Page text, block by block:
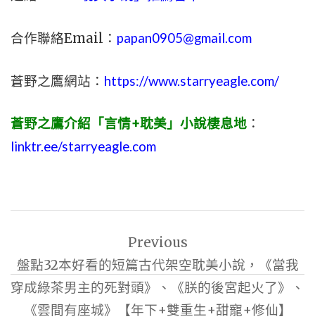
合作聯絡Email： papan0905@gmail.com
蒼野之鷹網站： https://www.starryeagle.com/
蒼野之鷹介紹「言情+耽美」小說棲息地 ：
linktr.ee/starryeagle.com
導
覽
Previous
盤點32本好看的短篇古代架空耽美小說，《當我
穿成綠茶男主的死對頭》、《朕的後宮起火了》、
《雲間有座城》【年下+雙重生+甜寵+修仙】